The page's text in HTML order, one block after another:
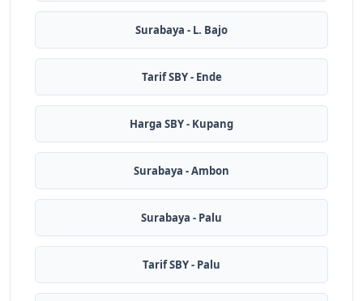
Surabaya - L. Bajo
Tarif SBY - Ende
Harga SBY - Kupang
Surabaya - Ambon
Surabaya - Palu
Tarif SBY - Palu